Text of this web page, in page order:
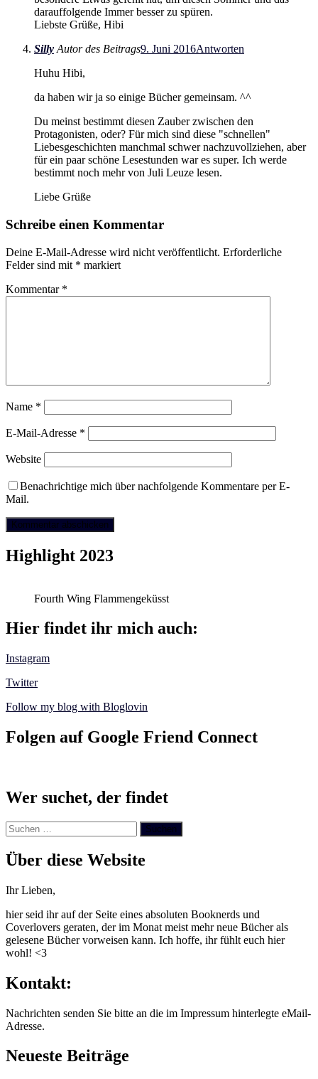
darauffolgende Immer besser zu spüren.
Liebste Grüße, Hibi
Silly Autor des Beitrags9. Juni 2016Antworten
Huhu Hibi,
da haben wir ja so einige Bücher gemeinsam. ^^
Du meinst bestimmt diesen Zauber zwischen den
Protagonisten, oder? Für mich sind diese "schnellen"
Liebesgeschichten manchmal schwer nachzuvollziehen, aber
für ein paar schöne Lesestunden war es super. Ich werde
bestimmt noch mehr von Juli Leuze lesen.
Liebe Grüße
Schreibe einen Kommentar
Deine E-Mail-Adresse wird nicht veröffentlicht. Erforderliche
Felder sind mit * markiert
Kommentar *
Name *
E-Mail-Adresse *
Website
Benachrichtige mich über nachfolgende Kommentare per E-
Mail.
Highlight 2023
Fourth Wing Flammengeküsst
Hier findet ihr mich auch:
Instagram
Twitter
Follow my blog with Bloglovin
Folgen auf Google Friend Connect
Wer suchet, der findet
Suchen
nach:
Über diese Website
Ihr Lieben,
hier seid ihr auf der Seite eines absoluten Booknerds und
Coverlovers geraten, der im Monat meist mehr neue Bücher als
gelesene Bücher vorweisen kann. Ich hoffe, ihr fühlt euch hier
wohl! <3
Kontakt:
Nachrichten senden Sie bitte an die im Impressum hinterlegte eMail-
Adresse.
Neueste Beiträge